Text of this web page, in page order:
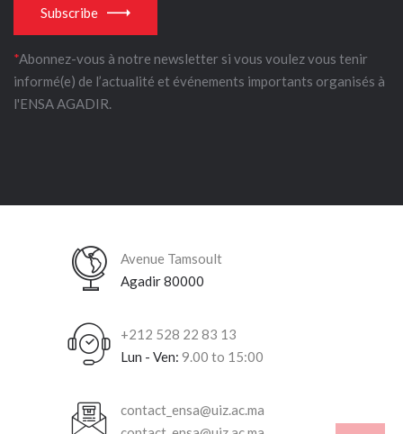
Subscribe
*Abonnez-vous à notre newsletter si vous voulez vous tenir
informé(e) de l’actualité et événements importants organisés à
l'ENSA AGADIR.
Avenue Tamsoult
Agadir 80000
+212 528 22 83 13
Lun - Ven: 9.00 to 15:00
contact_ensa@uiz.ac.ma